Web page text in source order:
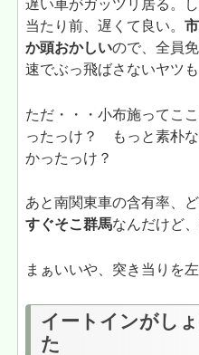
遅い車がガッツリ居る。
当たり前、遅くて良い。
か頭おかしいので、全員
速でぶっ飛ばさないヤツ
ただ・・・小布施ってこ
ったっけ？ もっと素朴
かったっけ？
あと南関東車の含有率、
すぐそこ群馬なんだけど
まぁいいや、突き当りを
イートインがし
た